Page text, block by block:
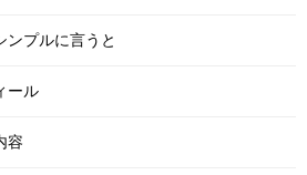
ンプルに言うと
ール
容